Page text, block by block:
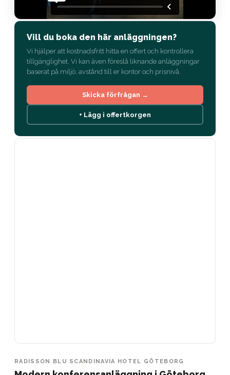
Vill du boka den här anläggningen?
Vi hjälper att kostnadsfritt hitta en offert och kontrollera
tillgänglighet. Vi kan även föreslå liknande anläggningar
baserat på miljö, avstånd till er kontor och prisnivå.
Skicka förfrågan →
+ Lägg i offertkorgen
RADISSON BLU SCANDINAVIA HOTEL GÖTEBORG